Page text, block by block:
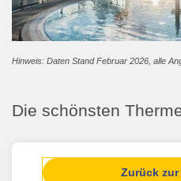
Hinweis: Daten Stand Februar 2026, alle
Die schönsten
Zurück